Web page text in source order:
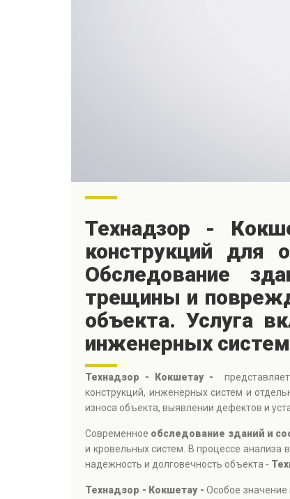
Технадзор -
конструкций для
Обследование
трещины и
объекта. Услуга
инженерных систем
Технадзор - Кокшетау -
конструкций, инженерных систем и
износа объекта, выявлении дефектов и
Современное обследование зданий и
и кровельных систем. В процессе
надежность и долговечность объекта -
Технадзор - Кокшетау -Особое значение